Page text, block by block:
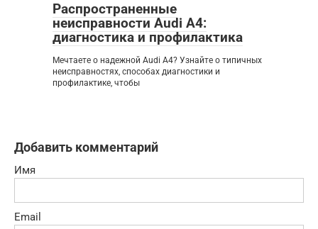
Распространенные
неисправности Audi A4:
диагностика и профилактика
Мечтаете о надежной Audi A4? Узнайте о типичных
неисправностях, способах диагностики и
профилактике, чтобы
Добавить комментарий
Имя
Email